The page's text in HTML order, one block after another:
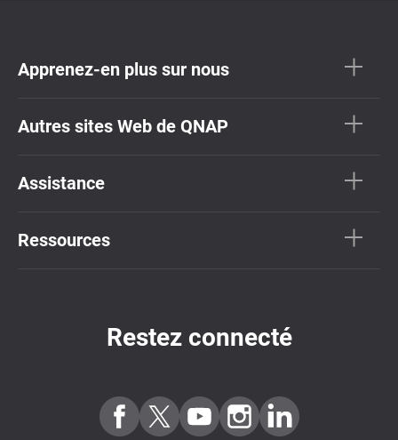
Apprenez-en plus sur nous
Autres sites Web de QNAP
Assistance
Ressources
Restez connecté